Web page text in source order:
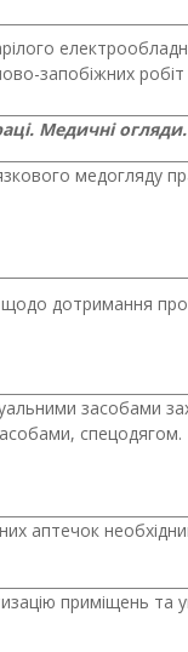
запобіжних
Медичні огляди.
медогляду
дотримання
засобами
спецодягом.
аптечок
приміщень та